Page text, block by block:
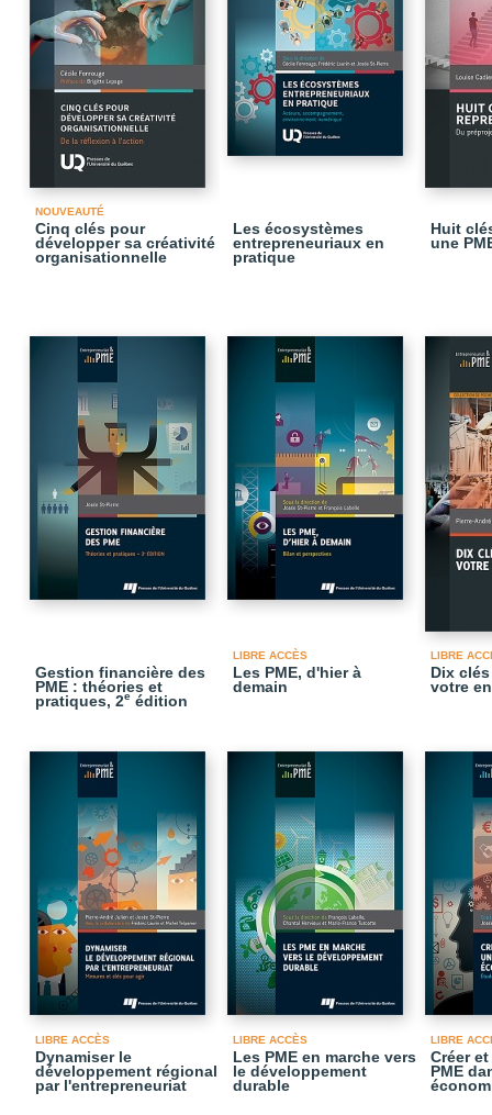
NOUVEAUTÉ
Cinq clés pour
développer sa créativité
organisationnelle
Les écosystèmes
entrepreneuriaux en
pratique
Huit
une
Gestion financière des
PME : théories et
pratiques, 2e édition
LIBRE ACCÈS
Les PME, d'hier à
demain
LIBRE
Dix
votre
LIBRE ACCÈS
Dynamiser le
développement régional
par l'entrepreneuriat
LIBRE ACCÈS
Les PME en marche vers
le développement
durable
LIBRE
Créer
PME